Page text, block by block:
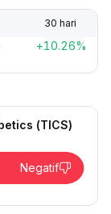
30 hari
+10.26%
(TICS)
Negatif